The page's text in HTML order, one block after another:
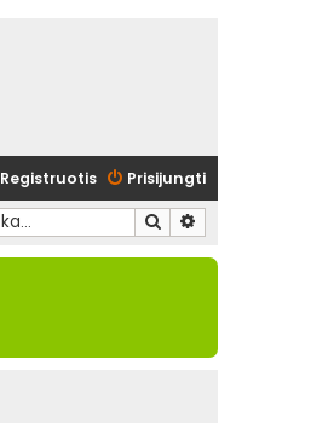
Prisijungti
Registruotis
Ieškoti